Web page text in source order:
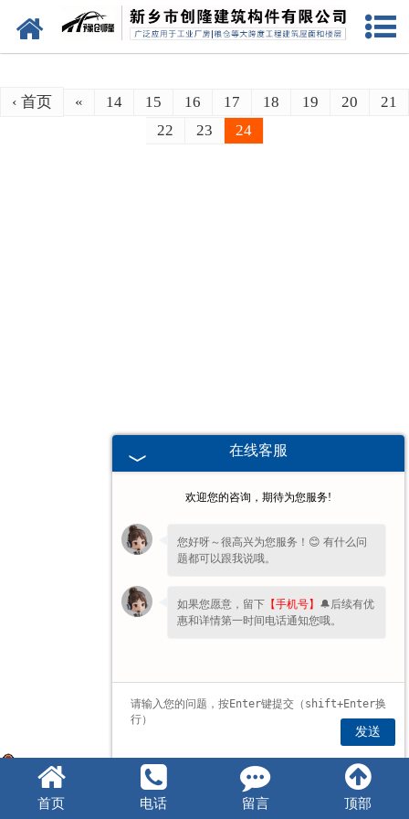
网站首页
‹ 首页 « 14 15 16 17 18 19 20
21
22
23 24
首页 电话 留言 顶部
豫公网安备 41072102000806号
在线客服
欢迎您的咨询，期待为您服务!
您好呀～很高兴为您服务！😊 有什么问
题都可以跟我说哦。
如果您愿意，留下 【手机号】 🔔后续有优
惠和详情第一时间电话通知您哦。
发送